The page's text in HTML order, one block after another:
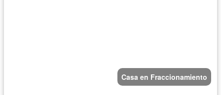
Casa en Fraccionamiento